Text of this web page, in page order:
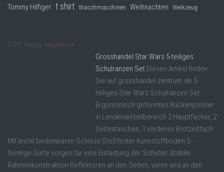
Tommy Hilfiger t shirt Waschmaschinen Weihnachten Werkzeug
Grosshandel Star Wars 5-teiliges
Schulranzen Set Diesen Artikel finden
Sie auf grosshandel-zentrum.de 5-
teiliges Star Wars Schulranzen Set
Ergonomisch geformtes Rückenpolster
in Lendenwirbelbereich 2 Hauptfächer, 2
Seitentaschen, 1 vorderes Brotzeitfach
Mit leicht bedienbaren Schloss Stoßfester Kunsstoffboden S-
förmige Gurte sorgen für eine Entlastung der Schulter Stabile
Rahmenkonstruktion Reflektoren an den Seiten, vorne und an den